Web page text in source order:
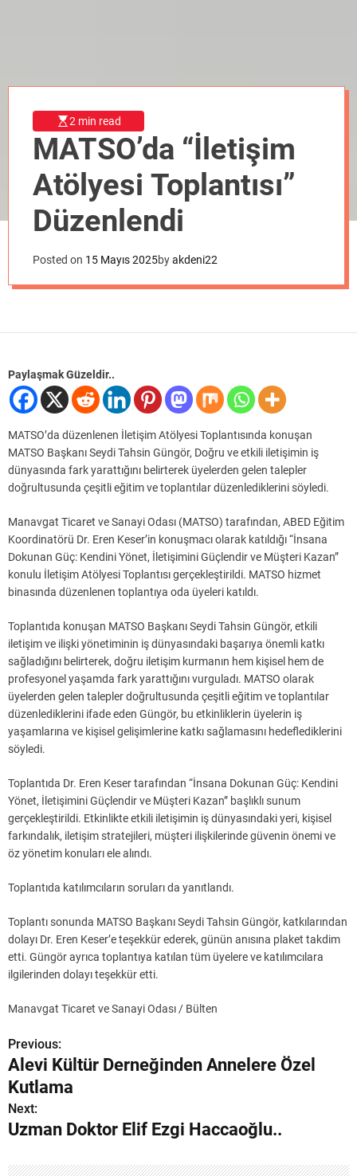
2 min read
MATSO’da “İletişim
Atölyesi Toplantısı”
Düzenlendi
Posted on 15 Mayıs 2025byakdeni22
Paylaşmak Güzeldir..
MATSO’da düzenlenen İletişim Atölyesi Toplantısında konuşan
MATSO Başkanı Seydi Tahsin Güngör, Doğru ve etkili iletişimin iş
dünyasında fark yarattığını belirterek üyelerden gelen talepler
doğrultusunda çeşitli eğitim ve toplantılar düzenlediklerini söyledi.
Manavgat Ticaret ve Sanayi Odası (MATSO) tarafından, ABED Eğitim
Koordinatörü Dr. Eren Keser’in konuşmacı olarak katıldığı “İnsana
Dokunan Güç: Kendini Yönet, İletişimini Güçlendir ve Müşteri Kazan”
konulu İletişim Atölyesi Toplantısı gerçekleştirildi. MATSO hizmet
binasında düzenlenen toplantıya oda üyeleri katıldı.
Toplantıda konuşan MATSO Başkanı Seydi Tahsin Güngör, etkili
iletişim ve ilişki yönetiminin iş dünyasındaki başarıya önemli katkı
sağladığını belirterek, doğru iletişim kurmanın hem kişisel hem de
profesyonel yaşamda fark yarattığını vurguladı. MATSO olarak
üyelerden gelen talepler doğrultusunda çeşitli eğitim ve toplantılar
düzenlediklerini ifade eden Güngör, bu etkinliklerin üyelerin iş
yaşamlarına ve kişisel gelişimlerine katkı sağlamasını hedeflediklerini
söyledi.
Toplantıda Dr. Eren Keser tarafından “İnsana Dokunan Güç: Kendini
Yönet, İletişimini Güçlendir ve Müşteri Kazan” başlıklı sunum
gerçekleştirildi. Etkinlikte etkili iletişimin iş dünyasındaki yeri, kişisel
farkındalık, iletişim stratejileri, müşteri ilişkilerinde güvenin önemi ve
öz yönetim konuları ele alındı.
Toplantıda katılımcıların soruları da yanıtlandı.
Toplantı sonunda MATSO Başkanı Seydi Tahsin Güngör, katkılarından
dolayı Dr. Eren Keser’e teşekkür ederek, günün anısına plaket takdim
etti. Güngör ayrıca toplantıya katılan tüm üyelere ve katılımcılara
ilgilerinden dolayı teşekkür etti.
Manavgat Ticaret ve Sanayi Odası / Bülten
Y
a
z
ı
g
Previous:
Alevi Kültür Derneğinden Annelere Özel
Kutlama
Next:
Uzman Doktor Elif Ezgi Haccaoğlu..